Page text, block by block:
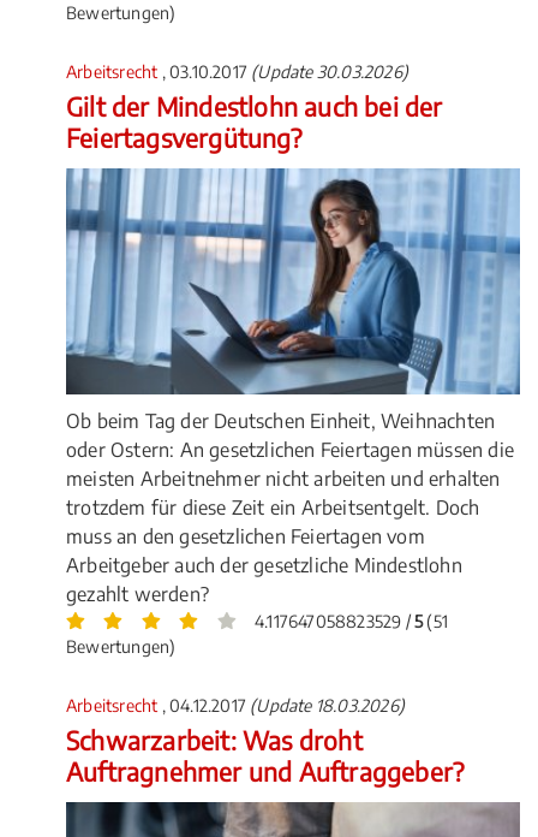
Bewertungen)
Arbeitsrecht , 03.10.2017 (Update 30.03.2026)
Gilt der Mindestlohn auch bei der
Feiertagsvergütung?
Ob beim Tag der Deutschen Einheit, Weihnachten
oder Ostern: An gesetzlichen Feiertagen müssen die
meisten Arbeitnehmer nicht arbeiten und erhalten
trotzdem für diese Zeit ein Arbeitsentgelt. Doch
muss an den gesetzlichen Feiertagen vom
Arbeitgeber auch der gesetzliche Mindestlohn
gezahlt werden?
4.117647058823529 /5(51
Bewertungen)
Arbeitsrecht , 04.12.2017 (Update 18.03.2026)
Schwarzarbeit: Was droht
Auftragnehmer und Auftraggeber?